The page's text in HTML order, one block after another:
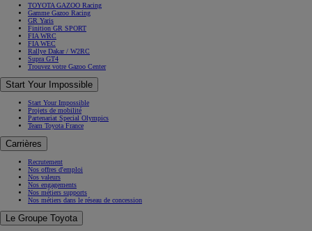
TOYOTA GAZOO Racing
Gamme Gazoo Racing
GR Yaris
Finition GR SPORT
FIA WRC
FIA WEC
Rallye Dakar / W2RC
Supra GT4
Trouvez votre Gazoo Center
Start Your Impossible
Start Your Impossible
Projets de mobilité
Partenariat Special Olympics
Team Toyota France
Carrières
Recrutement
Nos offres d'emploi
Nos valeurs
Nos engagements
Nos métiers supports
Nos métiers dans le réseau de concession
Le Groupe Toyota